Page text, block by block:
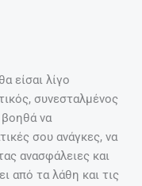
είσαι λίγο
συνεσταλμένος
να
σου ανάγκες, να
ανασφάλειες και
από τα λάθη και τις